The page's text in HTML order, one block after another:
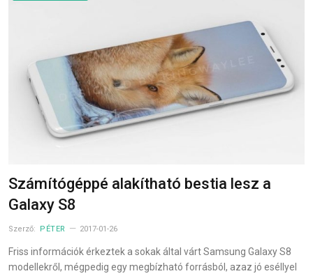
Számítógéppé alakítható bestia lesz a
Galaxy S8
Szerző: PÉTER 2017-01-26
Friss információk érkeztek a sokak által várt Samsung Galaxy S8
modellekről, mégpedig egy megbízható forrásból, azaz jó eséllyel